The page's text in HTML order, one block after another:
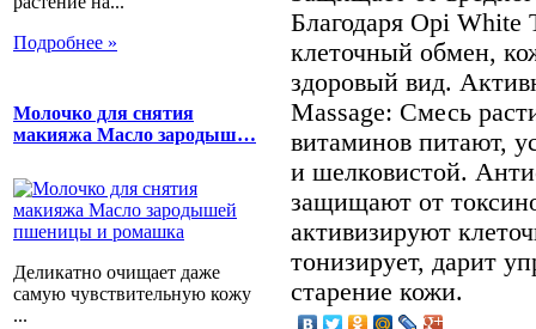
Подробнее »
Молочко для снятия
макияжа Масло зародыш…
Деликатно очищает даже
самую чувствительную кожу
...
Благодаря Opi White
клеточный обмен,
здоровый вид.
Massage: Смесь
витаминов питают,
и шелковистой.
защищают от
активизируют
тонизирует, дарит
старение кожи.